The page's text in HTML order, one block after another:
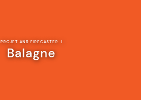
PROJET ANR FIRECASTER |
Balagne